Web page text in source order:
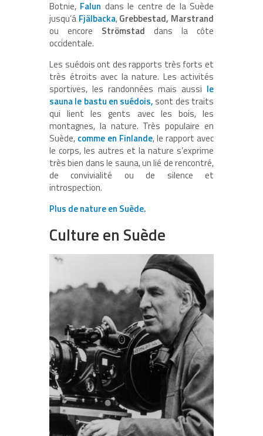
Botnie, Falun dans le centre de la Suède
jusqu’á Fjälbacka,Grebbestad, Marstrand
ou encore Strömstad dans la côte
occidentale.
Les suédois ont des rapports très forts et
très étroits avec la nature. Les activités
sportives, les randonnées mais aussi le
sauna le bastu en suédois, sont des traits
qui lient les gents avec les bois, les
montagnes, la nature. Très populaire en
Suède, comme en Finlande, le rapport avec
le corps, les autres et la nature s’exprime
très bien dans le sauna, un lié de rencontré,
de convivialité ou de silence et
introspection.
Plus de nature en Suède.
Culture en Suède